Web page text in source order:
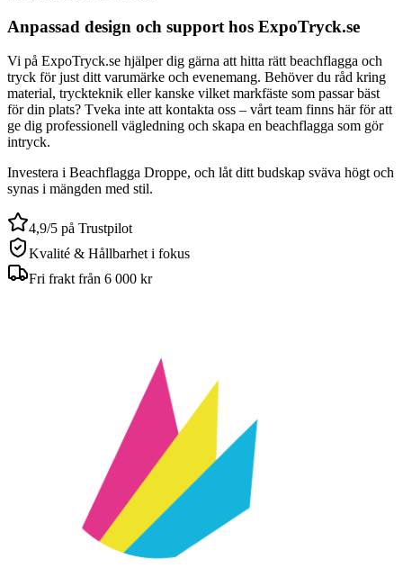
Anpassad design och support hos ExpoTryck.se
Vi på ExpoTryck.se hjälper dig gärna att hitta rätt beachflagga och
tryck för just ditt varumärke och evenemang. Behöver du råd kring
material, tryckteknik eller kanske vilket markfäste som passar bäst
för din plats? Tveka inte att kontakta oss – vårt team finns här för att
ge dig professionell vägledning och skapa en beachflagga som gör
intryck.
Investera i Beachflagga Droppe, och låt ditt budskap sväva högt och
synas i mängden med stil.
4,9/5 på Trustpilot
Kvalité & Hållbarhet i fokus
Fri frakt från 6 000 kr